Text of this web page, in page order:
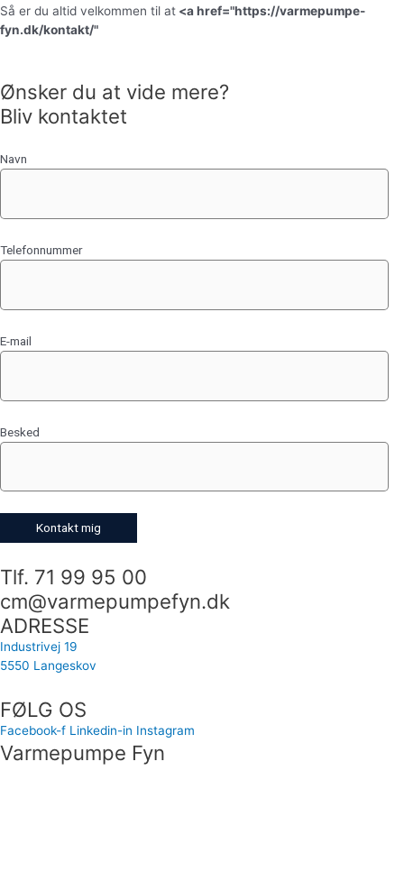
Så er du altid velkommen til at <a href="https://varmepumpe-
fyn.dk/kontakt/"
Ønsker du at vide mere?
Bliv kontaktet
Navn
Telefonnummer
E-mail
Besked
Tlf. 71 99 95 00
cm@varmepumpefyn.dk
ADRESSE
Industrivej 19
5550 Langeskov
FØLG OS
Facebook-f Linkedin-in Instagram
Varmepumpe Fyn